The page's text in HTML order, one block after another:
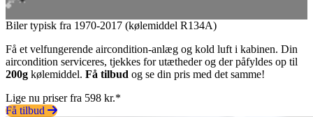
Biler typisk fra 1970-2017 (kølemiddel R134A)
Få et velfungerende aircondition-anlæg og kold luft i kabinen. Din
aircondition serviceres, tjekkes for utætheder og der påfyldes op til
200g kølemiddel. Få tilbud og se din pris med det samme!
Lige nu priser fra 598 kr.*
Få tilbud